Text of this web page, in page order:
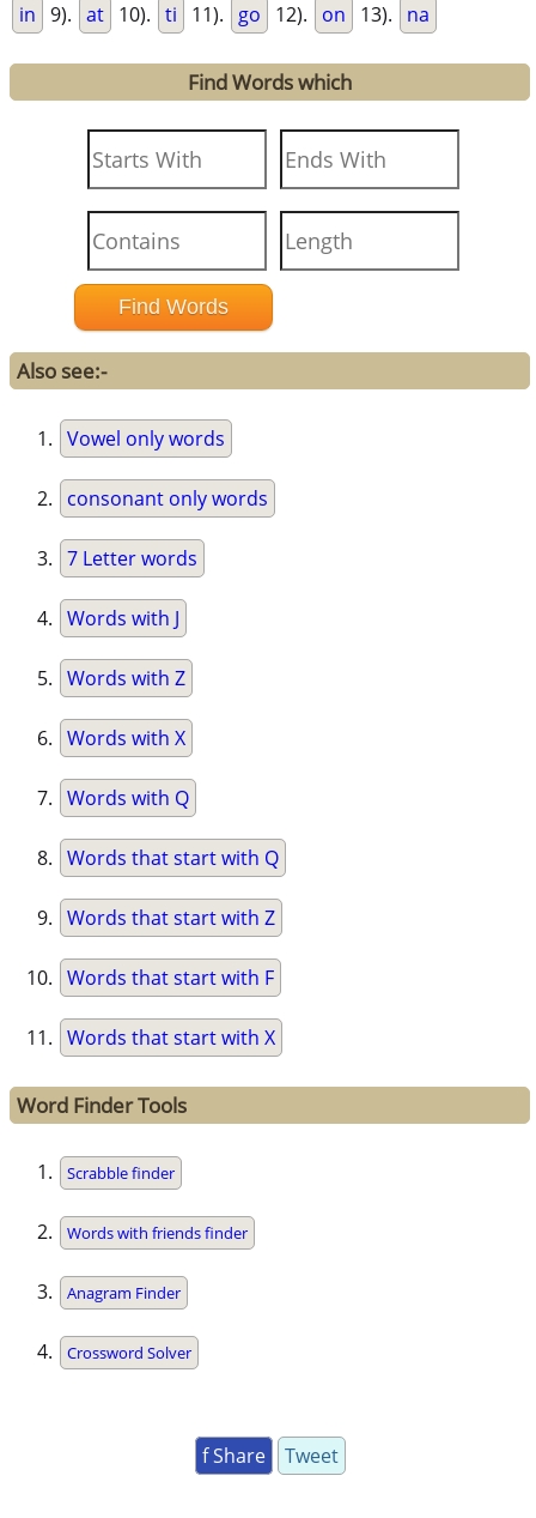
in 9). at 10). ti 11). go 12). on 13). na
Find Words which
Also see:-
Vowel only words
consonant only words
7 Letter words
Words with J
Words with Z
Words with X
Words with Q
Words that start with Q
Words that start with Z
Words that start with F
Words that start with X
Word Finder Tools
Scrabble finder
Words with friends finder
Anagram Finder
Crossword Solver
f Share Tweet